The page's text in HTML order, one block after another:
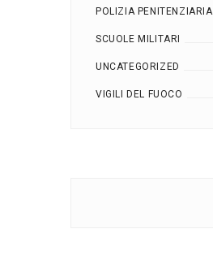
POLIZIA PENITENZIARIA
SCUOLE MILITARI
UNCATEGORIZED
VIGILI DEL FUOCO